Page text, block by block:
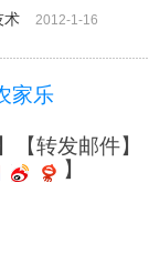
术 2012-1-16
家乐
【转发邮件】
】